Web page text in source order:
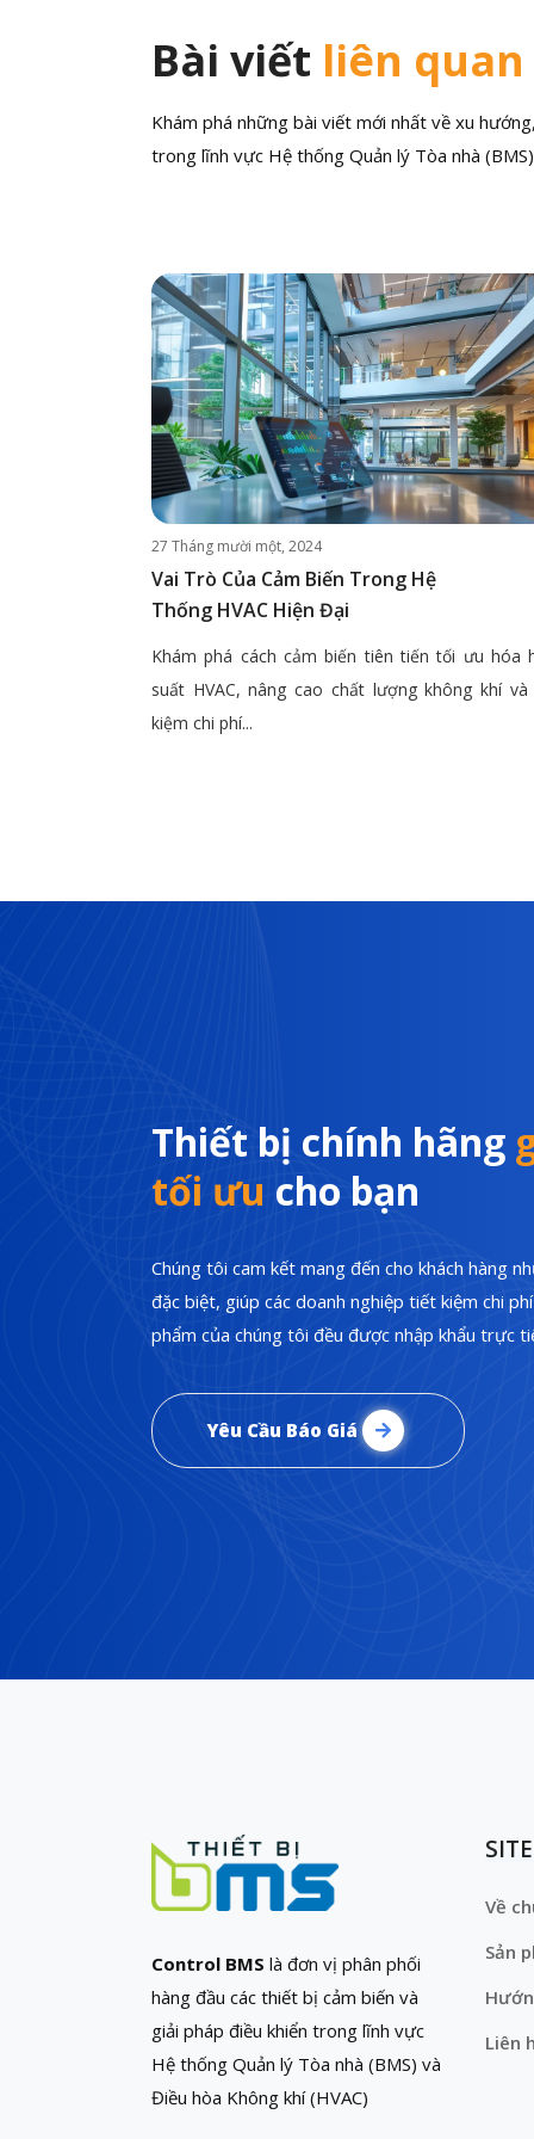
Bài viết liên quan
Khám phá những bài viết mới nhất về xu
trong lĩnh vực Hệ thống Quản lý Tòa nhà
27 Tháng mười một, 2024
Vai Trò Của Cảm Biến Trong Hệ
Thống HVAC Hiện Đại
Khám phá cách cảm biến tiên tiến tối ưu hóa
suất HVAC, nâng cao chất lượng không khí
kiệm chi phí...
Thiết bị chính hãng
tối ưu cho bạn
Chúng tôi cam kết mang đến cho khách hàng
đặc biệt, giúp các doanh nghiệp tiết kiệm chi
phẩm của chúng tôi đều được nhập khẩu trực
Yêu Cầu Báo Giá
Control BMS là đơn vị phân phối
hàng đầu các thiết bị cảm biến và
giải pháp điều khiển trong lĩnh vực
Hệ thống Quản lý Tòa nhà (BMS) và
Điều hòa Không khí (HVAC)
Về
Sản
Liên